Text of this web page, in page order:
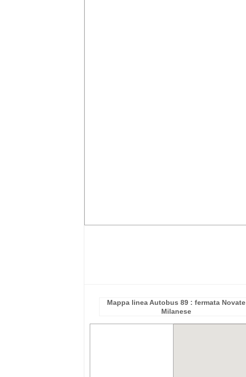
Mappa linea Autobus 89 : fermata Novate
Milanese